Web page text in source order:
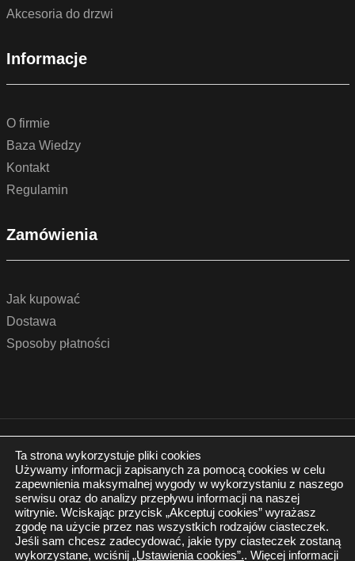
Akcesoria do drzwi
Informacje
O firmie
Baza Wiedzy
Kontakt
Regulamin
Zamówienia
Jak kupować
Dostawa
Sposoby płatności
© 2022 by podlogidrzwi.eu
Wszystkie prawa zastrzeżone
Polityka prywatności
Realizacja:
Ta strona wykorzystuje pliki cookies
Używamy informacji zapisanych za pomocą cookies w celu
zapewnienia maksymalnej wygody w wykorzystaniu z naszego
serwisu oraz do analizy przepływu informacji na naszej
witrynie. Wciskając przycisk „Akceptuj cookies” wyrażasz
zgodę na użycie przez nas wszystkich rodzajów ciasteczek.
Jeśli sam chcesz zadecydować, jakie typy ciasteczek zostaną
wykorzystane, wciśnij „Ustawienia cookies”.. Więcej informacji